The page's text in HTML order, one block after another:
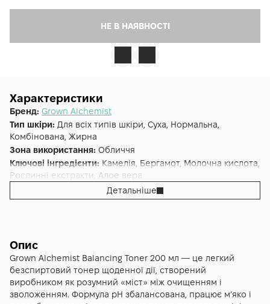
НЕ В НАЯВНОСТІ
Характеристики
Бренд: Grown Alchemist
Тип шкіри: Для всіх типів шкіри, Суха, Нормальна,
Комбінована, Жирна
Зона використання: Обличчя
Ключові інгредієнти: Камелія, Бергамот, Молочна кислота,
Рослинні екстракти, Алое вера
Додаткові властивості:Cruelty-free, Без спирту, Без
Країна:
Детальніше
Опис
Grown Alchemist Balancing Toner 200 мл — це легкий
безспиртовий тонер щоденної дії, створений
виробником як розумний «міст» між очищенням і
зволоженням. Формула pH збалансована, працює м’яко і